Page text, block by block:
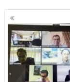
Πλοήγηση
άρθρων